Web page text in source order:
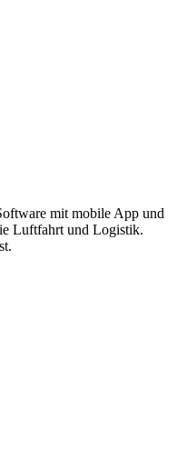
mit mobile App und
Luftfahrt und Logistik.